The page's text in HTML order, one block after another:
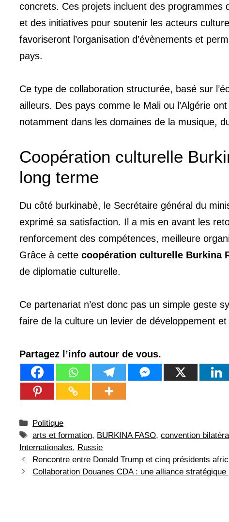
concrets. Ces projets incluent des programmes
et des initiatives pour soutenir les acteurs
favoriseront l’organisation d’évènements et
pays.
Ce type de collaboration structurée, basé sur
ailleurs. Des pays comme le Mali ou l’Algérie
notamment dans les domaines de la musique,
Coopération culturelle
long terme
Du côté burkinabè, le Secrétaire général du
exprimé sa satisfaction. Il a mis en avant les
renforcement des compétences, meilleure
Grâce à cette coopération culturelle Burkina
de diplomatie culturelle.
Ce partenariat n’est donc pas un simple geste
faire de la culture un levier de développement et
Partagez l’info autour de vous.
Catégories
Politique
Étiquettes
arts et formation, BURKINA FASO,convention
Internationales, Russie
Rencontre entre Donald Trump et cinq présidents
Collaboration Douanes CDA : une alliance